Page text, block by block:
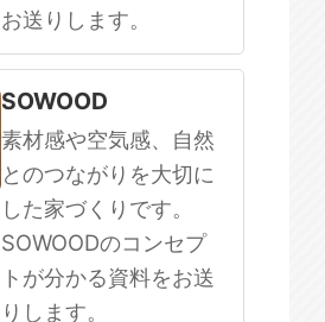
お送りします。
SOWOOD
素材感や空気感、自然
とのつながりを大切に
した家づくりです。
SOWOODのコンセプ
トが分かる資料をお送
りします。